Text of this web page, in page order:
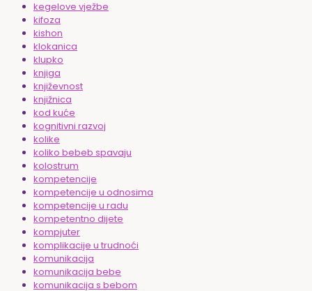
kegelove vježbe
kifoza
kishon
klokanica
klupko
knjiga
književnost
knjižnica
kod kuće
kognitivni razvoj
kolike
koliko bebeb spavaju
kolostrum
kompetencije
kompetencije u odnosima
kompetencije u radu
kompetentno dijete
kompjuter
komplikacije u trudnoći
komunikacija
komunikacija bebe
komunikacija s bebom